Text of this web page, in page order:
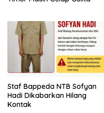
Staf Bappeda NTB Sofyan
Hadi Dikabarkan Hilang
Kontak